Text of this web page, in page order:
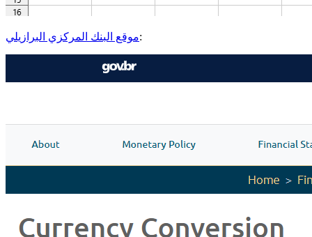
موقع البنك المركزي البرازيلي: